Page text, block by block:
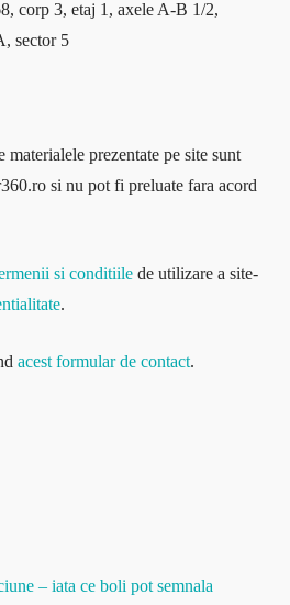
corp 3, etaj 1, axele A-B 1/2,
sector 5
prezentate pe site sunt
si nu pot fi preluate fara acord
si conditiilede utilizare a site-
.
acest formular de contact.
– iata ce boli pot semnala